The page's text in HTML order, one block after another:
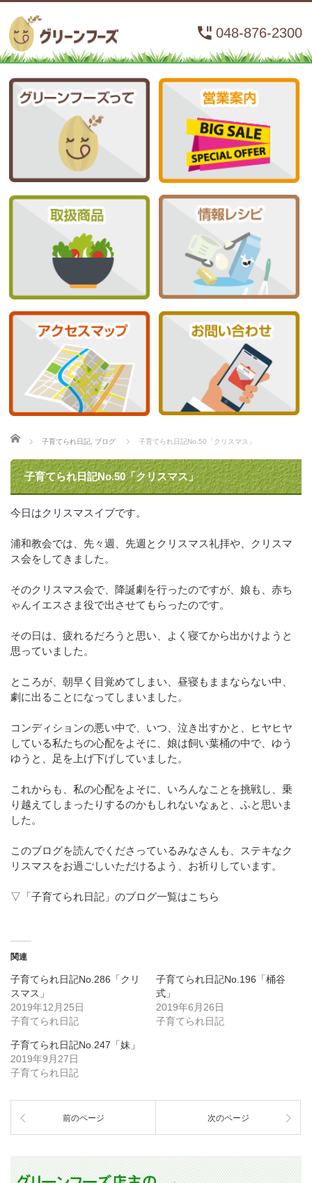
048-876-2300
ホーム
子育てられ日記 ブログ 子育てられ日記No.50「クリスマス」
子育てられ日記No.50「クリスマス」
今日はクリスマスイブです。
浦和教会では、先々週、先週とクリスマス礼拝や、クリスマ
ス会をしてきました。
そのクリスマス会で、降誕劇を行ったのですが、娘も、赤ち
ゃんイエスさま役で出させてもらったのです。
その日は、疲れるだろうと思い、よく寝てから出かけようと
思っていました。
ところが、朝早く目覚めてしまい、昼寝もままならない中、
劇に出ることになってしまいました。
コンディションの悪い中で、いつ、泣き出すかと、ヒヤヒヤ
している私たちの心配をよそに、娘は飼い葉桶の中で、ゆう
ゆうと、足を上げ下げしていました。
これからも、私の心配をよそに、いろんなことを挑戦し、乗
り越えてしまったりするのかもしれないなぁと、ふと思いま
した。
このブログを読んでくださっているみなさんも、ステキなク
リスマスをお過ごしいただけるよう、お祈りしています。
▽「子育てられ日記」のブログ一覧はこちら
関連
子育てられ日記No.286「クリ
スマス」
2019年12月25日
子育てられ日記
子育てられ日記No.196「桶谷
式」
2019年6月26日
子育てられ日記
子育てられ日記No.247「妹」
2019年9月27日
子育てられ日記
前のページ 次のページ